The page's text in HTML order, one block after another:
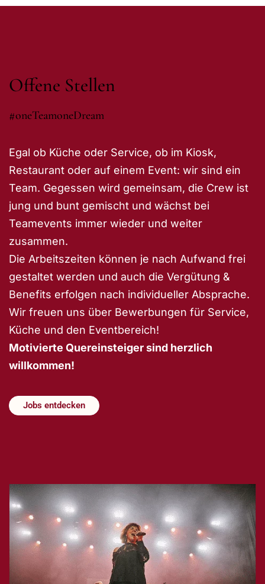
Offene Stellen
#oneTeamoneDream
Egal ob Küche oder Service, ob im Kiosk,
Restaurant oder auf einem Event: wir sind ein
Team. Gegessen wird gemeinsam, die Crew ist
jung und bunt gemischt und wächst bei
Teamevents immer wieder und weiter
zusammen.
Die Arbeitszeiten können je nach Aufwand frei
gestaltet werden und auch die Vergütung &
Benefits erfolgen nach individueller Absprache.
Wir freuen uns über Bewerbungen für Service,
Küche und den Eventbereich!
Motivierte Quereinsteiger sind herzlich
willkommen!
Jobs entdecken